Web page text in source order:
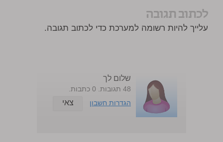
לכתוב תגובה
עלייך להיות רשומה למערכת כדי לכתוב תגובה.
שלום לך
48 תגובות. 0 כתבות.
הגדרות חשבון
צאי